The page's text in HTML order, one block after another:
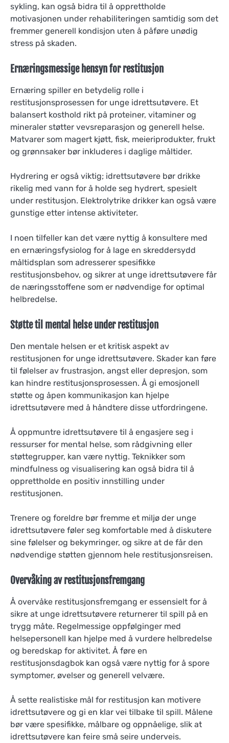
sykling, kan også bidra til å opprettholde
motivasjonen under rehabiliteringen samtidig som det
fremmer generell kondisjon uten å påføre unødig
stress på skaden.
Ernæringsmessige hensyn for restitusjon
Ernæring spiller en betydelig rolle i
restitusjonsprosessen for unge idrettsutøvere. Et
balansert kosthold rikt på proteiner, vitaminer og
mineraler støtter vevsreparasjon og generell helse.
Matvarer som magert kjøtt, fisk, meieriprodukter, frukt
og grønnsaker bør inkluderes i daglige måltider.
Hydrering er også viktig; idrettsutøvere bør drikke
rikelig med vann for å holde seg hydrert, spesielt
under restitusjon. Elektrolytrike drikker kan også være
gunstige etter intense aktiviteter.
I noen tilfeller kan det være nyttig å konsultere med
en ernæringsfysiolog for å lage en skreddersydd
måltidsplan som adresserer spesifikke
restitusjonsbehov, og sikrer at unge idrettsutøvere får
de næringsstoffene som er nødvendige for optimal
helbredelse.
Støtte til mental helse under restitusjon
Den mentale helsen er et kritisk aspekt av
restitusjonen for unge idrettsutøvere. Skader kan føre
til følelser av frustrasjon, angst eller depresjon, som
kan hindre restitusjonsprosessen. Å gi emosjonell
støtte og åpen kommunikasjon kan hjelpe
idrettsutøvere med å håndtere disse utfordringene.
Å oppmuntre idrettsutøvere til å engasjere seg i
ressurser for mental helse, som rådgivning eller
støttegrupper, kan være nyttig. Teknikker som
mindfulness og visualisering kan også bidra til å
opprettholde en positiv innstilling under
restitusjonen.
Trenere og foreldre bør fremme et miljø der unge
idrettsutøvere føler seg komfortable med å diskutere
sine følelser og bekymringer, og sikre at de får den
nødvendige støtten gjennom hele restitusjonsreisen.
Overvåking av restitusjonsfremgang
Å overvåke restitusjonsfremgang er essensielt for å
sikre at unge idrettsutøvere returnerer til spill på en
trygg måte. Regelmessige oppfølginger med
helsepersonell kan hjelpe med å vurdere helbredelse
og beredskap for aktivitet. Å føre en
restitusjonsdagbok kan også være nyttig for å spore
symptomer, øvelser og generell velvære.
Å sette realistiske mål for restitusjon kan motivere
idrettsutøvere og gi en klar vei tilbake til spill. Målene
bør være spesifikke, målbare og oppnåelige, slik at
idrettsutøvere kan feire små seire underveis.